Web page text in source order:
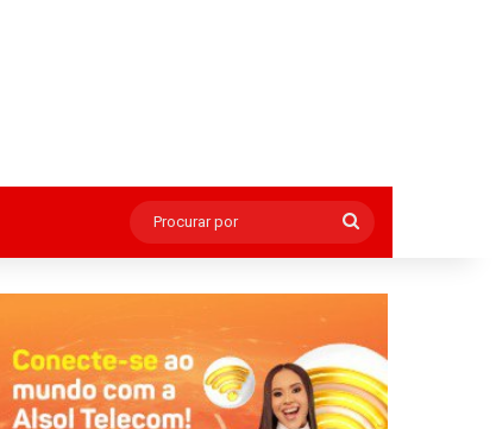
Procurar
por